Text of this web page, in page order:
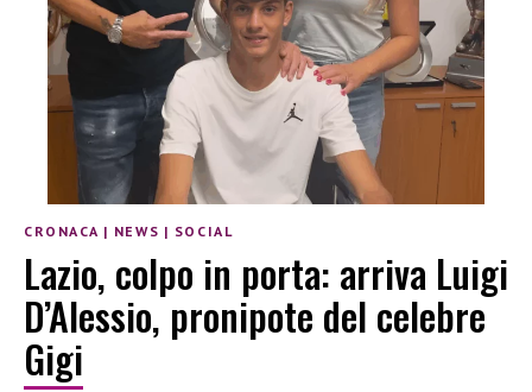
CRONACA | NEWS | SOCIAL
Lazio, colpo in porta: arriva Luigi
D’Alessio, pronipote del celebre
Gigi